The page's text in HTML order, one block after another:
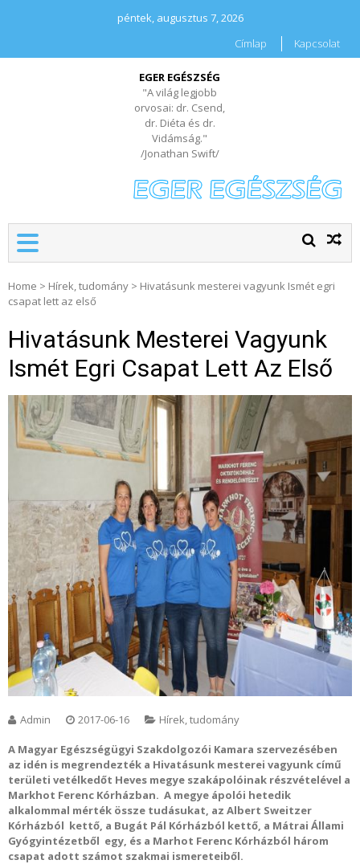
péntek, augusztus 7, 2026
Címlap
Kapcsolat
EGER EGÉSZSÉG
"A világ legjobb
orvosai: dr. Csend,
dr. Diéta és dr.
Vidámság."
/Jonathan Swift/
Home > Hírek, tudomány > Hivatásunk mesterei vagyunk Ismét egri
csapat lett az első
Hivatásunk Mesterei Vagyunk
Ismét Egri Csapat Lett Az Első
Admin 2017-06-16 Hírek, tudomány
A Magyar Egészségügyi Szakdolgozói Kamara szervezésében
az idén is megrendezték a Hivatásunk mesterei vagyunk című
területi vetélkedőt Heves megye szakápolóinak részvételével a
Markhot Ferenc Kórházban. A megye ápolói hetedik
alkalommal mérték össze tudásukat, az Albert Sweitzer
Kórházból kettő, a Bugát Pál Kórházból kettő, a Mátrai Állami
Gyógyintézetből egy, és a Marhot Ferenc Kórházból három
csapat adott számot szakmai ismereteiből.